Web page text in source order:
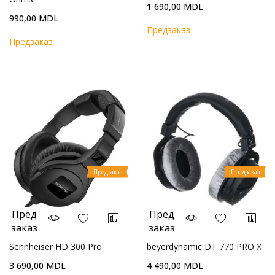
990,00 MDL
Предзаказ
1 690,00 MDL
Предзаказ
Предзаказ
Пред
заказ
Sennheiser HD 300 Pro
3 690,00 MDL
Предзаказ
Пред
заказ
beyerdynamic DT 770 PRO X
4 490,00 MDL